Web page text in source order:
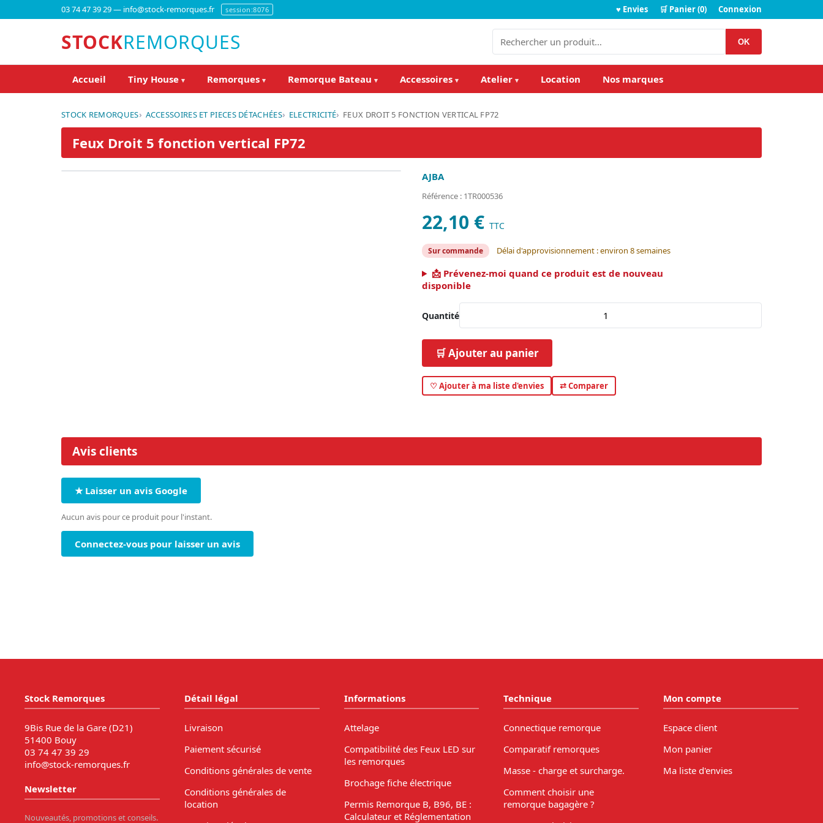
03 74 47 39 29 — info@stock-remorques.fr session:8076 ♥ Envies 🛒 Panier (0) Connexion
STOCKREMORQUES OK
Accueil Tiny House ▾ Remorques ▾ Remorque Bateau ▾ Accessoires ▾ Atelier ▾ Location Nos marques
STOCK REMORQUES ACCESSOIRES ET PIECES DÉTACHÉES ELECTRICITÉ FEUX DROIT 5 FONCTION VERTICAL FP72
Feux Droit 5 fonction vertical FP72
AJBA
Référence : 1TR000536
22,10 € TTC
Sur commande Délai d'approvisionnement : environ 8 semaines
📩 Prévenez-moi quand ce produit est de nouveau
disponible
Quantité
🛒 Ajouter au panier
♡ Ajouter à ma liste d'envies ⇄ Comparer
Avis clients
★ Laisser un avis Google
Aucun avis pour ce produit pour l'instant.
Connectez-vous pour laisser un avis
Stock Remorques
9Bis Rue de la Gare (D21)
51400 Bouy
03 74 47 39 29
info@stock-remorques.fr
Newsletter
Nouveautés, promotions et conseils.
Détail légal
Livraison
Paiement sécurisé
Conditions générales de vente
Conditions générales de
location
Informations
Attelage
Compatibilité des Feux LED sur
les remorques
Brochage fiche électrique
Permis Remorque B, B96, BE :
Calculateur et Réglementation
Technique
Connectique remorque
Comparatif remorques
Masse - charge et surcharge.
Comment choisir une
remorque bagagère ?
Mon compte
Espace client
Mon panier
Ma liste d'envies